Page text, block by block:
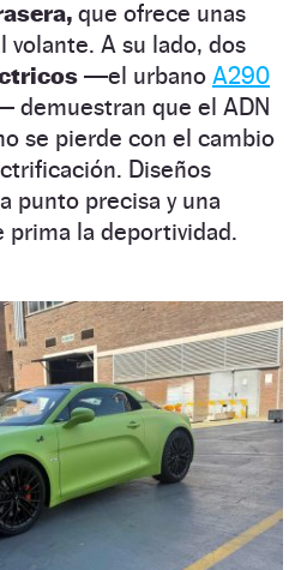
que ofrece unas
volante. A su lado, dos
—el urbano A290
demuestran que el ADN
se pierde con el cambio
Diseños
punto precisa y una
prima la deportividad.